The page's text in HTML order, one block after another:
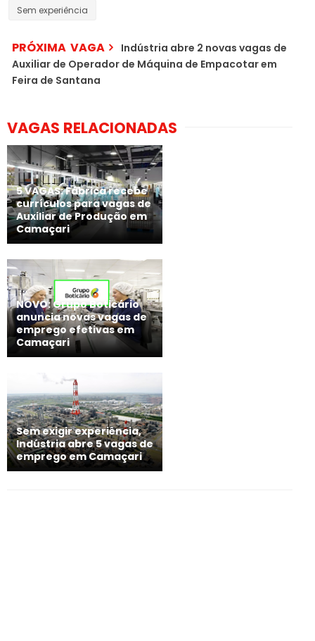
Sem experiência
PRÓXIMA VAGA
Indústria abre 2 novas vagas de
Auxiliar de Operador de Máquina de Empacotar em
Feira de Santana
VAGAS RELACIONADAS
5 VAGAS: Fábrica recebe
currículos para vagas de
Auxiliar de Produção em
Camaçari
NOVO: Grupo Boticário
anuncia novas vagas de
emprego efetivas em
Camaçari
Sem exigir experiência,
Indústria abre 5 vagas de
emprego em Camaçari